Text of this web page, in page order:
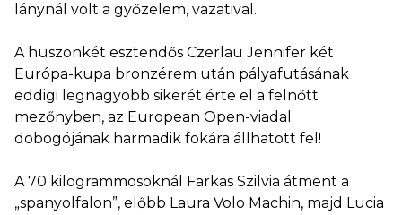
lánynál volt a győzelem, vazatival.
A huszonkét esztendős Czerlau Jennifer két
Európa-kupa bronzérem után pályafutásának
eddigi legnagyobb sikerét érte el a felnőtt
mezőnyben, az European Open-viadal
dobogójának harmadik fokára állhatott fel!
A 70 kilogrammosoknál Farkas Szilvia átment a
„spanyolfalon”, előbb Laura Volo Machin, majd Lucia